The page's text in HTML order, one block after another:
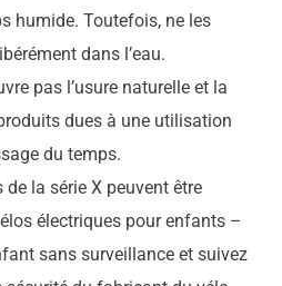
humide. Toutefois, ne les
dans l’eau.
pas l’usure naturelle et la
dues à une utilisation
du temps.
de la série X peuvent être
électriques pour enfants –
sans surveillance et suivez